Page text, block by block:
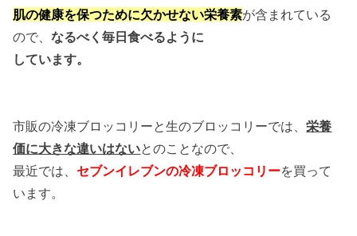
肌の健康を保つために欠かせない栄養素が含まれている
ので、なるべく毎日食べるように
しています。
市販の冷凍ブロッコリーと生のブロッコリーでは、栄養
価に大きな違いはないとのことなので、
最近では、 セブンイレブンの冷凍ブロッコリーを買って
います。